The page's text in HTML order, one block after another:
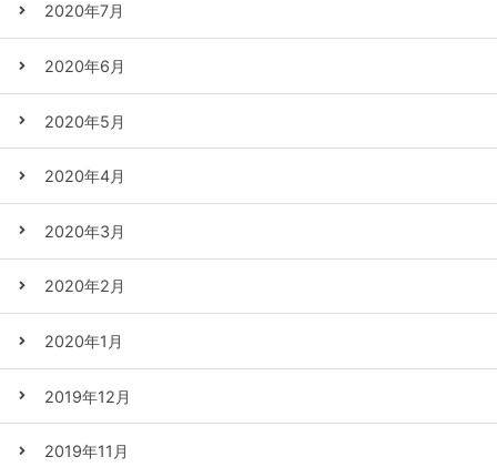
2020年7月
2020年6月
2020年5月
2020年4月
2020年3月
2020年2月
2020年1月
2019年12月
2019年11月